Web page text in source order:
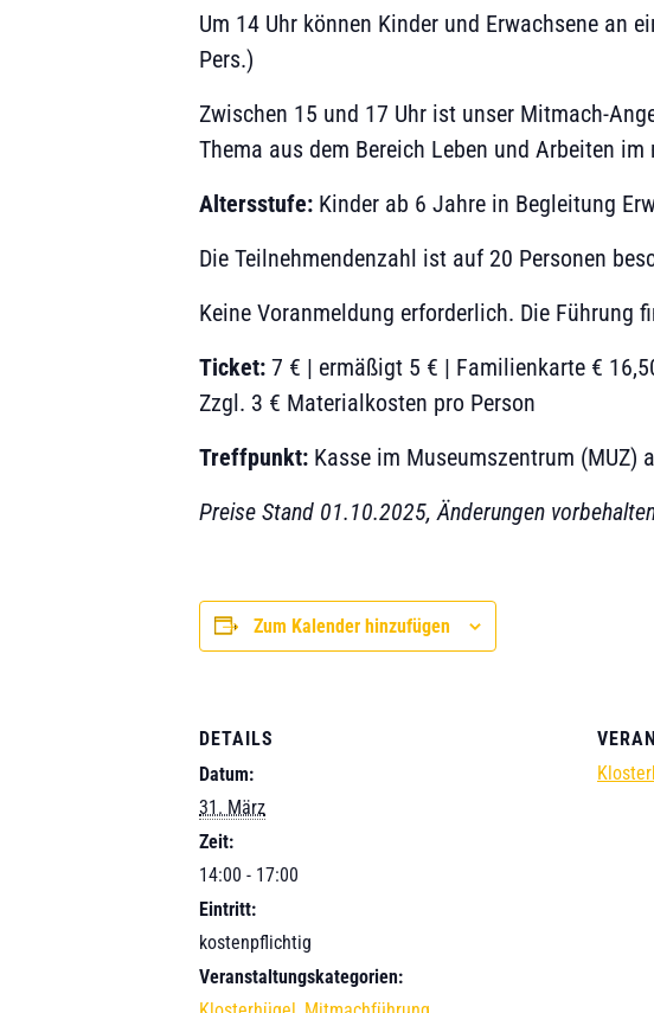
Um 14 Uhr können Kinder und Erwachsene an
Pers.)
Zwischen 15 und 17 Uhr ist unser Mitmach-
Thema aus dem Bereich Leben und Arbeiten
Altersstufe: Kinder ab 6 Jahre in Begleitung
Die Teilnehmendenzahl ist auf 20 Personen
Keine Voranmeldung erforderlich. Die Führung
Ticket: 7 € | ermäßigt 5 € | Familienkarte €
Zzgl. 3 € Materialkosten pro Person
Treffpunkt: Kasse im Museumszentrum (MUZ)
Preise Stand 01.10.2025, Änderungen
Zum Kalender hinzufügen
DETAILS
Datum:
31. März
Zeit:
14:00 - 17:00
Eintritt:
kostenpflichtig
Veranstaltungskategorien: